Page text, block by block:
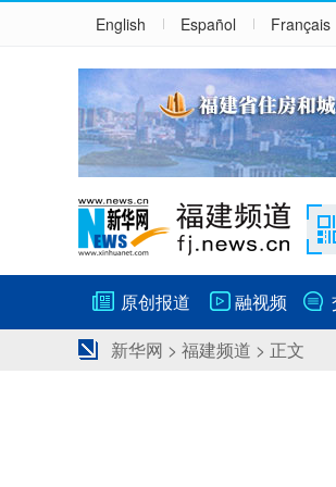
English Español Français
原创报道 融视频
新华网 > 福建频道 > 正文